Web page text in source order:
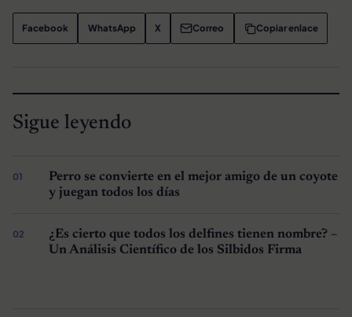
Facebook WhatsApp X Correo Copiar enlace
Sigue leyendo
Perro se convierte en el mejor amigo de un coyote
y juegan todos los días
¿Es cierto que todos los delfines tienen nombre? –
Un Análisis Científico de los Silbidos Firma